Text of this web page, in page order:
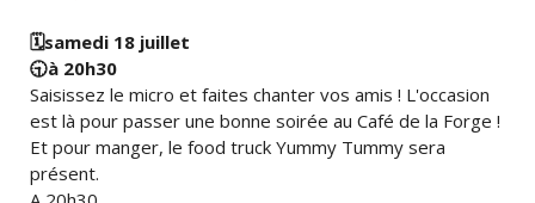
🗓️samedi 18 juillet
🕤️à 20h30
Saisissez le micro et faites chanter vos amis ! L'occasion
est là pour passer une bonne soirée au Café de la Forge !
Et pour manger, le food truck Yummy Tummy sera
présent.